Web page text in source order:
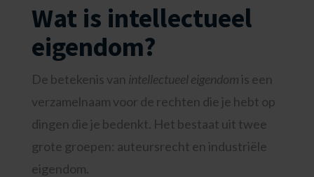
Wat is intellectueel
eigendom?
De betekenis van intellectueel eigendom is een
verzamelnaam voor de rechten die je hebt op
dingen die je bedenkt. Het bestaat uit twee
grote groepen: auteursrecht en industriële
eigendom.